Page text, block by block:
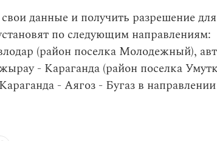
данные и получить разрешение
по следующим направлениям:
(район поселка Молодежный),
- Караганда (район поселка
- Аягоз - Бугаз в